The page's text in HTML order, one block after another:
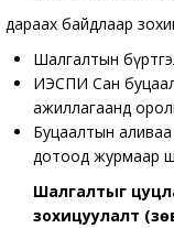
дараах байдлаар
Шалгалтын
ИЭСПИ Сан
ажиллагаанд
Буцаалтын
дотоод журмаар
Шалгалтыг
зохицуулалт